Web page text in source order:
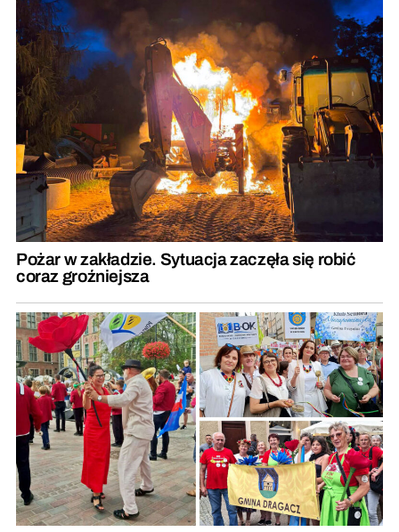
Pożar w zakładzie. Sytuacja zaczęła się robić
coraz groźniejsza